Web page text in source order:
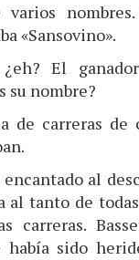
«Sansovino».
¿eh? El
su nombre?
de carreras de
al
al tanto de
carreras.
había sido